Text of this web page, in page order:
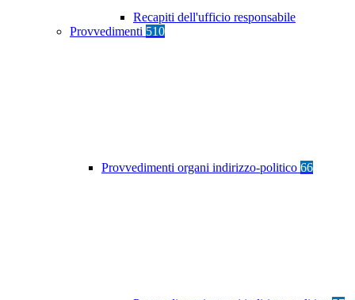
Recapiti dell'ufficio responsabile
Provvedimenti 510
Provvedimenti organi indirizzo-politico 66